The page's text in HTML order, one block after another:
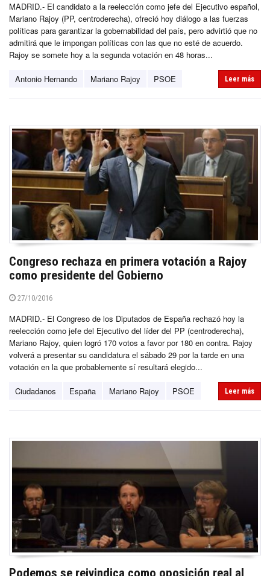
MADRID.- El candidato a la reelección como jefe del Ejecutivo español,
Mariano Rajoy (PP, centroderecha), ofreció hoy diálogo a las fuerzas
políticas para garantizar la gobernabilidad del país, pero advirtió que no
admitirá que le impongan políticas con las que no esté de acuerdo.
Rajoy se somete hoy a la segunda votación en 48 horas...
Antonio Hernando Mariano Rajoy PSOE Leer más
Congreso rechaza en primera votación a Rajoy
como presidente del Gobierno
27/10/2016
MADRID.- El Congreso de los Diputados de España rechazó hoy la
reelección como jefe del Ejecutivo del líder del PP (centroderecha),
Mariano Rajoy, quien logró 170 votos a favor por 180 en contra. Rajoy
volverá a presentar su candidatura el sábado 29 por la tarde en una
votación en la que probablemente sí resultará elegido...
Ciudadanos España Mariano Rajoy PSOE Leer más
Podemos se reivindica como oposición real al